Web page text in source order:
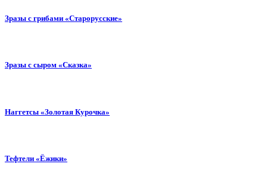
Зразы с грибами «Старорусские»
Зразы с сыром «Сказка»
Наггетсы «Золотая Курочка»
Тефтели «Ёжики»